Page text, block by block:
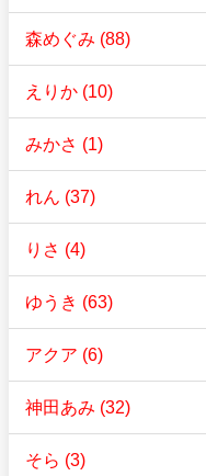
森めぐみ (88)
えりか (10)
みかさ (1)
れん (37)
りさ (4)
ゆうき (63)
アクア (6)
神田あみ (32)
そら (3)